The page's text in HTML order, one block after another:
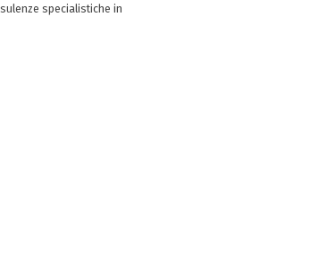
specialistiche in